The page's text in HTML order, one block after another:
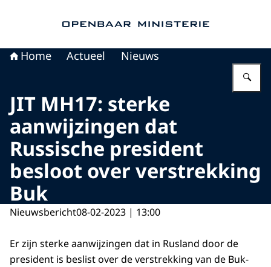
Home Actueel Nieuws
JIT MH17: sterke
aanwijzingen dat
Russische president
besloot over verstrekking
Buk
Nieuwsbericht08-02-2023 | 13:00
Er zijn sterke aanwijzingen dat in Rusland door de
president is beslist over de verstrekking van de Buk-